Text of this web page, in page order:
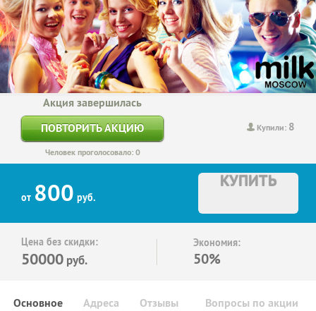
Купили: 8
Акция завершилась
ПОВТОРИТЬ АКЦИЮ
Человек проголосовало: 0
от 800 руб.
КУПИТЬ
Цена без скидки:
50000 руб.
Экономия:
50%
Основное Отзывы Вопросы по акции
Адреса